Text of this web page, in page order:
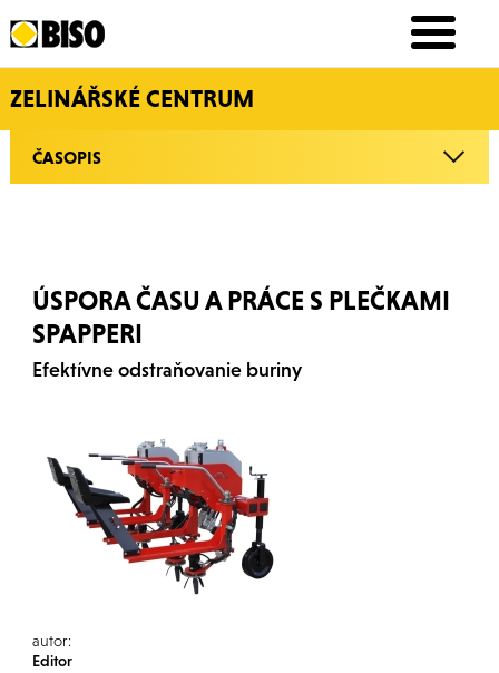
ZELINÁŘSKÉ CENTRUM
ČASOPIS
ÚSPORA ČASU A PRÁCE S PLEČKAMI
SPAPPERI
Efektívne odstraňovanie buriny
autor:
Editor